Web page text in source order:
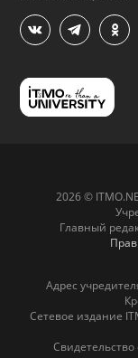
2026 ©
Главный
Адрес
Сетевое издание